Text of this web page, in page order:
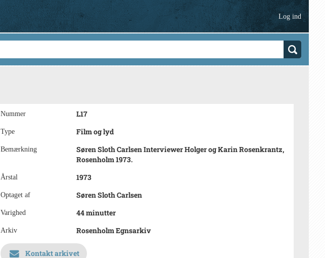
Log ind
Nummer L17
Type Film og lyd
Bemærkning
Søren Sloth Carlsen Interviewer Holger og Karin Rosenkrantz,
Rosenholm 1973.
Årstal 1973
Optaget af Søren Sloth Carlsen
Varighed 44 minutter
Arkiv Rosenholm Egnsarkiv
Kontakt arkivet